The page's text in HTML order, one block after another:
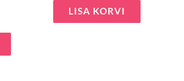
LISA KORVI